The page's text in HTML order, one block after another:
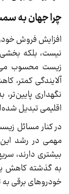
چرا جهان به
افزایش فروش
نیست، بلکه بخشی
زیست محسوب
آلایندگی کمتر،
نگهداری پایین‌تر،
اقلیمی تبدیل
در کنار مسائل
مهمی در رشد این
بیشتری دارند،
به گذشته کاهش
خودروهای برقی به